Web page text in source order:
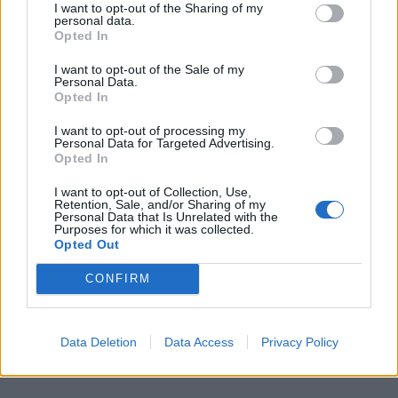
I want to opt-out of the Sharing of my
personal data.
Opted In
I want to opt-out of the Sale of my
Personal Data.
Opted In
I want to opt-out of processing my
Personal Data for Targeted Advertising.
Opted In
I want to opt-out of Collection, Use,
Retention, Sale, and/or Sharing of my
Personal Data that Is Unrelated with the
Purposes for which it was collected.
Opted Out
CONFIRM
Data Deletion Data Access Privacy Policy